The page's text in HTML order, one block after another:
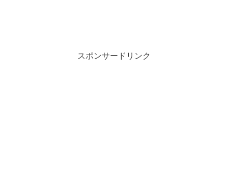
スポンサードリンク